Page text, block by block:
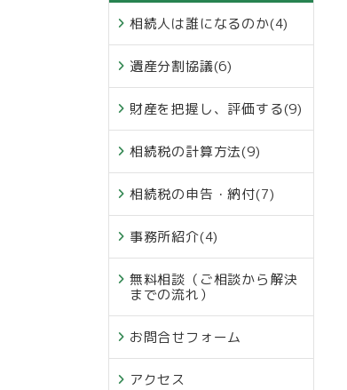
相続人は誰になるのか(4)
遺産分割協議(6)
財産を把握し、評価する(9)
相続税の計算方法(9)
相続税の申告・納付(7)
事務所紹介(4)
無料相談（ご相談から解決
までの流れ）
お問合せフォーム
アクセス